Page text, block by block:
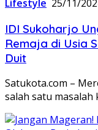
Lifestyle 25/11/
IDI Sukoharjo
Remaja di Usia
Duit
Satukota.com –
salah satu